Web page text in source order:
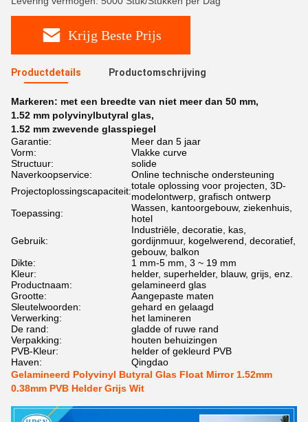
Krijg Beste Prijs
Productdetails Productomschrijving
Markeren: met een breedte van niet meer dan 50 mm,
1.52 mm polyvinylbutyral glas,
1.52 mm zwevende glasspiegel
Garantie:
Meer dan 5 jaar
Vorm:
Vlakke curve
Structuur:
solide
Naverkoopservice:
Online technische ondersteuning
Projectoplossingscapaciteit:totale oplossing voor projecten, 3D-
modelontwerp, grafisch ontwerp
Toepassing:
Wassen, kantoorgebouw, ziekenhuis,
hotel
Gebruik:
Industriële, decoratie, kas,
gordijnmuur, kogelwerend, decoratief,
gebouw, balkon
Dikte:
1 mm-5 mm, 3 ~ 19 mm
Kleur:
helder, superhelder, blauw, grijs, enz.
Productnaam:
gelamineerd glas
Grootte:
Aangepaste maten
Sleutelwoorden:
gehard en gelaagd
Verwerking:
het lamineren
De rand:
gladde of ruwe rand
Verpakking:
houten behuizingen
PVB-Kleur:
helder of gekleurd PVB
Haven:
Qingdao
Gelamineerd Polyvinyl Butyral Glas Float Mirror 1.52mm
0.38mm PVB Helder Grijs Wit